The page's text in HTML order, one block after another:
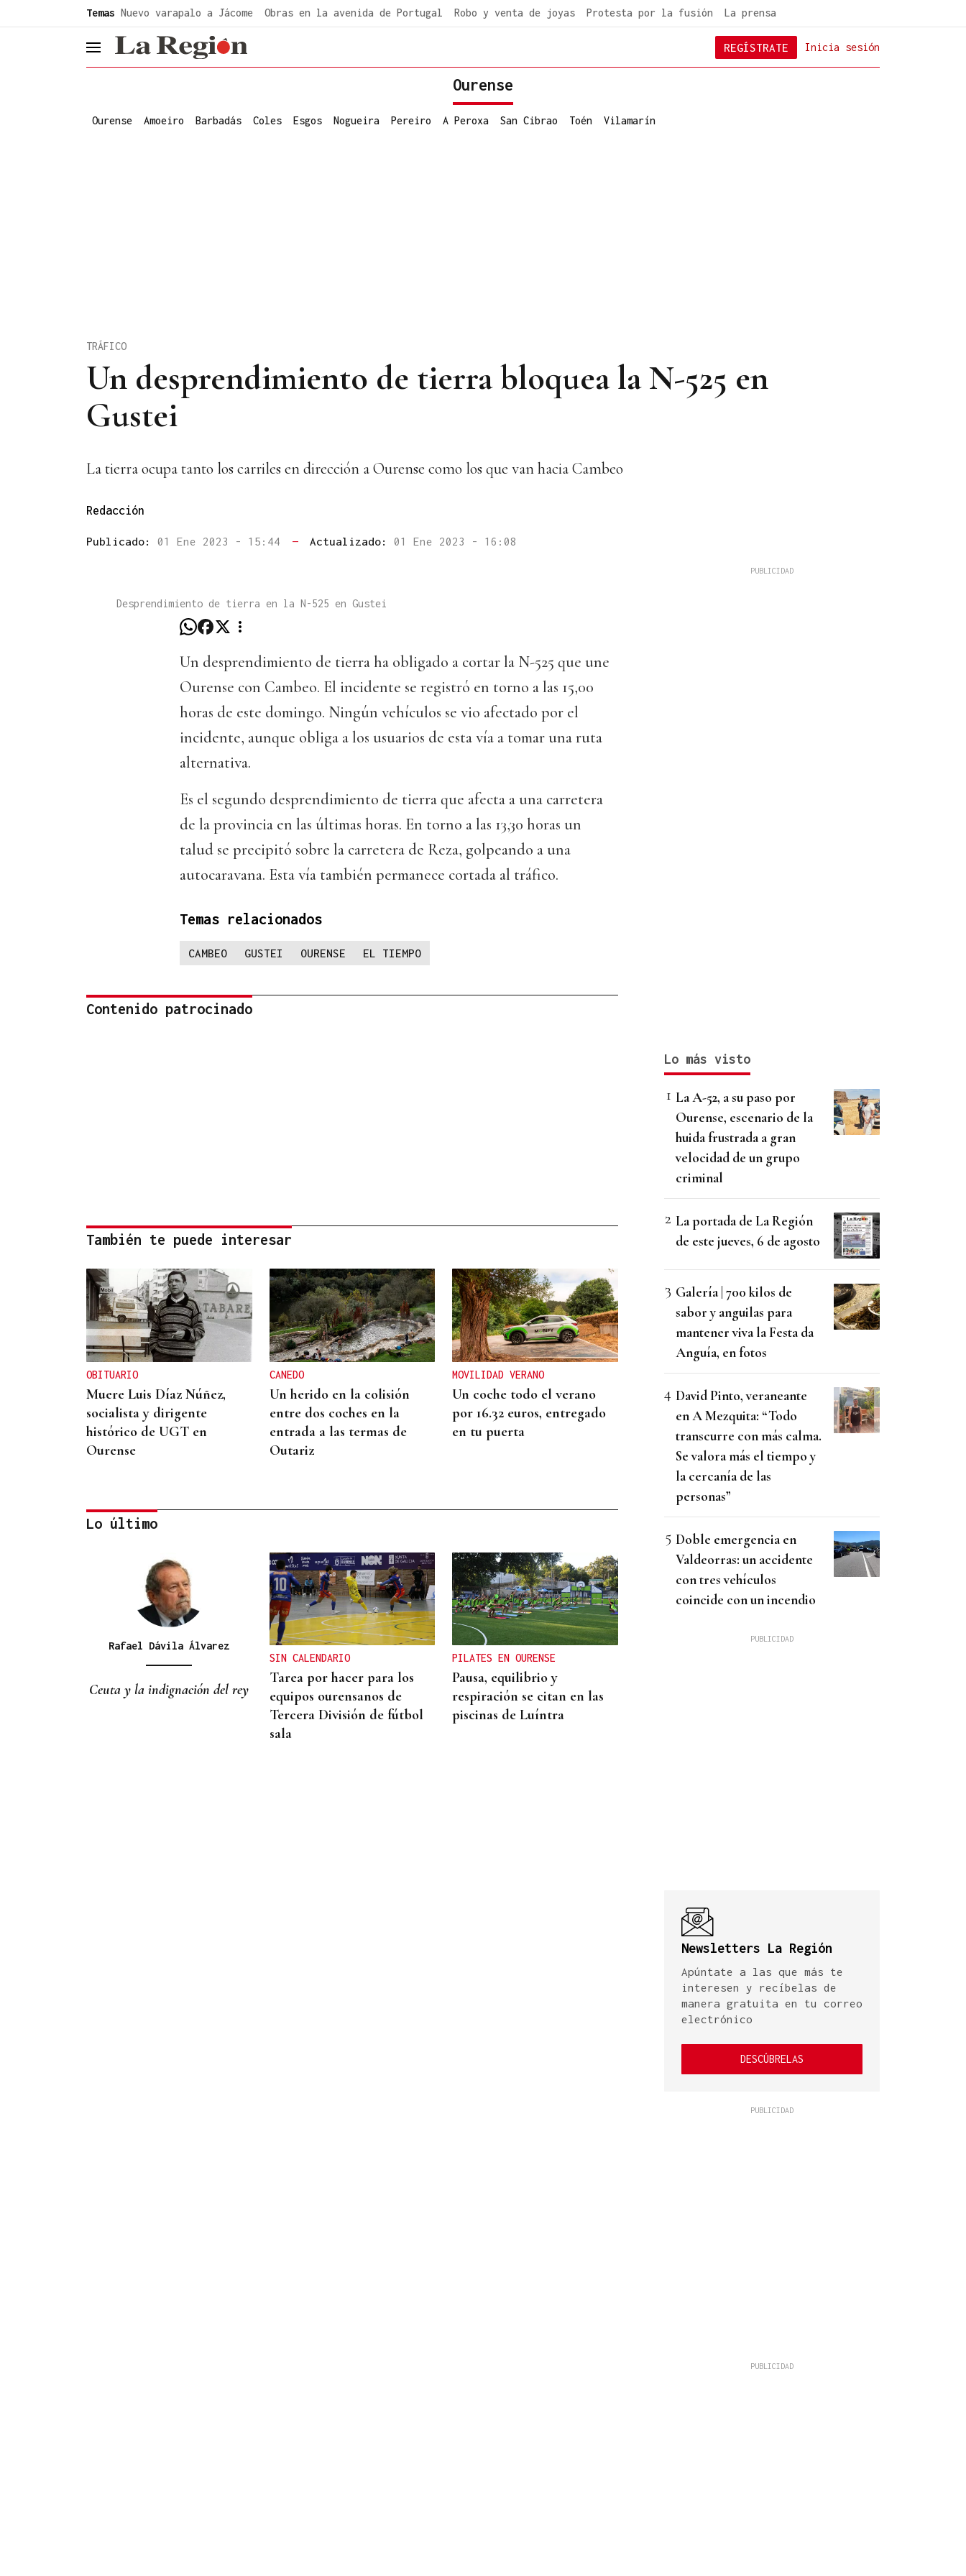
Temas Nuevo varapalo a Jácome Obras en la avenida de Portugal Robo y venta de joyas Protesta por la fusión La prensa
header.menu.open Inicia sesión
REGÍSTRATE
Ourense
Ourense Amoeiro Barbadás Coles Esgos Nogueira Pereiro A Peroxa San Cibrao Toén Vilamarín
Un desprendimiento de tierra bloquea la N-525 en
Gustei
TRÁFICO
La tierra ocupa tanto los carriles en dirección a Ourense como los que van hacia Cambeo
Redacción
Publicado: 01 Ene 2023 - 15:44 — Actualizado: 01 Ene 2023 - 16:08
Desprendimiento de tierra en la N-525 en Gustei
Un desprendimiento de tierra ha obligado a cortar la N-525 que une
Ourense con Cambeo. El incidente se registró en torno a las 15,00
horas de este domingo. Ningún vehículos se vio afectado por el
incidente, aunque obliga a los usuarios de esta vía a tomar una ruta
alternativa.
Es el segundo desprendimiento de tierra que afecta a una carretera
de la provincia en las últimas horas. En torno a las 13,30 horas un
talud se precipitó sobre la carretera de Reza, golpeando a una
autocaravana. Esta vía también permanece cortada al tráfico.
Temas relacionados
CAMBEO GUSTEI OURENSE EL TIEMPO
Contenido patrocinado
También te puede interesar
OBITUARIO
Muere Luis Díaz Núñez,
socialista y dirigente
histórico de UGT en
Ourense
CANEDO
Un herido en la colisión
entre dos coches en la
entrada a las termas de
Outariz
MOVILIDAD VERANO
Un coche todo el verano
por 16.32 euros, entregado
en tu puerta
CONATO EXTINGUIDO
Vídeo | Se desata un
incendio forestal en una
cantera de Untes
Lo último
Rafael Dávila Álvarez
Ceuta y la indignación del rey
SIN CALENDARIO
Tarea por hacer para los
equipos ourensanos de
Tercera División de fútbol
sala
PILATES EN OURENSE
Pausa, equilibrio y
respiración se citan en las
piscinas de Luíntra
Lo más visto
La A-52, a su paso por
Ourense, escenario de la
huida frustrada a gran
velocidad de un grupo
criminal
La portada de La Región
de este jueves, 6 de agosto
Galería | 700 kilos de
sabor y anguilas para
mantener viva la Festa da
Anguía, en fotos
David Pinto, veraneante
en A Mezquita: “Todo
transcurre con más calma.
Se valora más el tiempo y
la cercanía de las
personas”
Doble emergencia en
Valdeorras: un accidente
con tres vehículos
coincide con un incendio
Newsletters La Región
Apúntate a las que más te
interesen y recíbelas de
manera gratuita en tu correo
electrónico
DESCÚBRELAS